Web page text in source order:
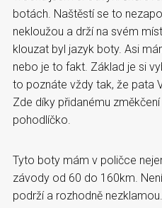
botách. Naštěstí se to
nekloužou a drží na svém
klouzat byl jazyk boty. Asi
nebo je to fakt. Základ je si
to poznáte vždy tak, že pata
Zde díky přidanému
pohodlíčko.
Tyto boty mám v poličce
závody od 60 do 160km.
podrží a rozhodně nezklamou.